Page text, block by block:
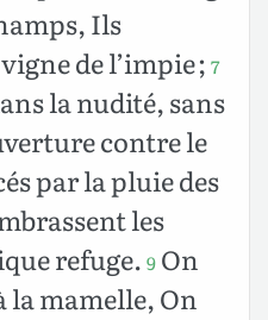
Ils
de l’impie ; 7
la nudité, sans
contre le
par la pluie des
les
refuge. 9 On
la mamelle, On